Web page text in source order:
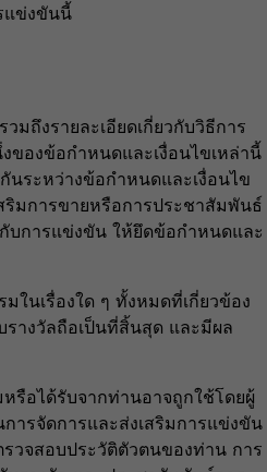
แข่งขันนี้
มถึงรายละเอียดเกี่ยวกับวิธีการ
ของข้อกำหนดและเงื่อนไขเหล่านี้
ระหว่างข้อกำหนดและเงื่อนไข
มการขายหรือการประชาสัมพันธ์
บการแข่งขัน ให้ยึดข้อกำหนดและ
ในเรื่องใด ๆ ทั้งหมดที่เกี่ยวข้อง
างวัลถือเป็นที่สิ้นสุด และมีผล
อได้รับจากท่านอาจถูกใช้โดยผู้
ารจัดการและส่งเสริมการแข่งขัน
วจสอบประวัติตัวตนของท่าน การ